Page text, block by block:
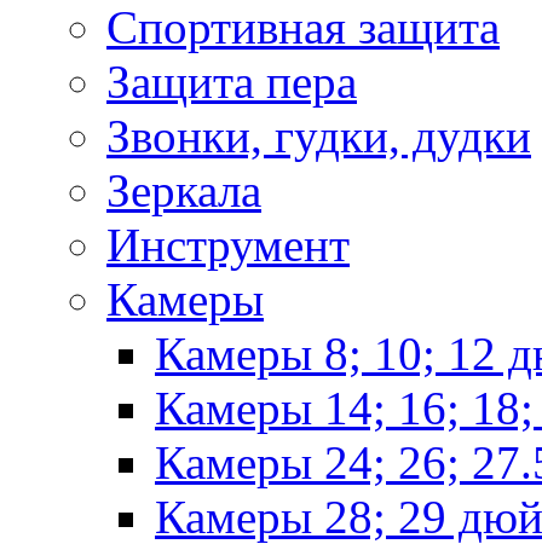
Спортивная защита
Защита пера
Звонки, гудки, дудки
Зеркала
Инструмент
Камеры
Камеры 8; 10; 12
Камеры 14; 16;
Камеры 24; 26;
Камеры 28; 29